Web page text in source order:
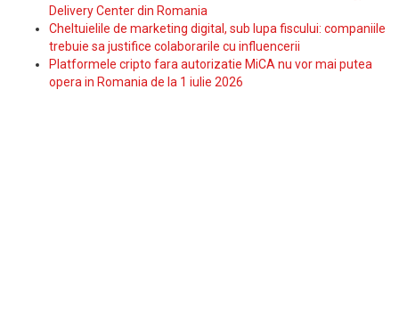
Delivery Center din Romania
Cheltuielile de marketing digital, sub lupa fiscului: companiile
trebuie sa justifice colaborarile cu influencerii
Platformele cripto fara autorizatie MiCA nu vor mai putea
opera in Romania de la 1 iulie 2026